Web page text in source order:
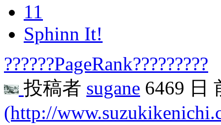
11
Sphinn It!
??????PageRank?????????
投稿者 sugane 6469 日
(http://